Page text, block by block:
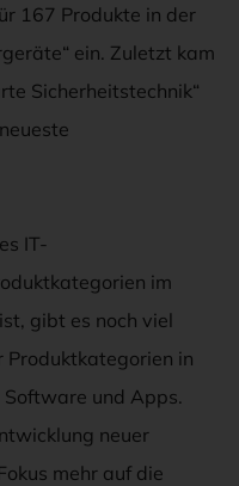
167 Produkte in der
ein. Zuletzt kam
Sicherheitstechnik“
IT-
im
gibt es noch viel
Produktkategorien in
und Apps.
neuer
mehr auf die